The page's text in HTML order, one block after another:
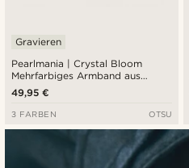
Pearlmania | Crystal Bloom
Mehrfarbiges Armband aus
Süßwasserperlen und Glasperlen
Gravieren
49,95 €
3 FARBEN OTSU